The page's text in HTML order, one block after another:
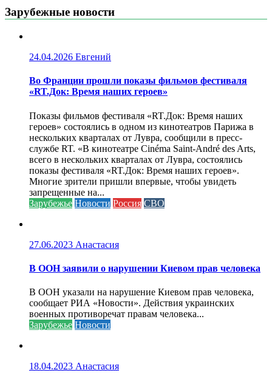
Зарубежные новости
24.04.2026 Евгений
Во Франции прошли показы фильмов фестиваля
«RT.Док: Время наших героев»
Показы фильмов фестиваля «RT.Док: Время наших
героев» состоялись в одном из кинотеатров Парижа в
нескольких кварталах от Лувра, сообщили в пресс-
службе RT. «В кинотеатре Cinéma Saint-André des Arts,
всего в нескольких кварталах от Лувра, состоялись
показы фестиваля «RT.Док: Время наших героев».
Многие зрители пришли впервые, чтобы увидеть
запрещенные на...
Зарубежье Новости Россия СВО
27.06.2023 Анастасия
В ООН заявили о нарушении Киевом прав человека
В ООН указали на нарушение Киевом прав человека,
сообщает РИА «Новости». Действия украинских
военных противоречат правам человека...
Зарубежье Новости
18.04.2023 Анастасия